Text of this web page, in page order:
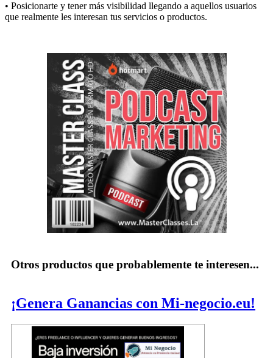
• Posicionarte y tener más visibilidad llegando a aquellos usuarios
que realmente les interesan tus servicios o productos.
Otros productos que probablemente te interesen...
¡Genera Ganancias con Mi-negocio.eu!